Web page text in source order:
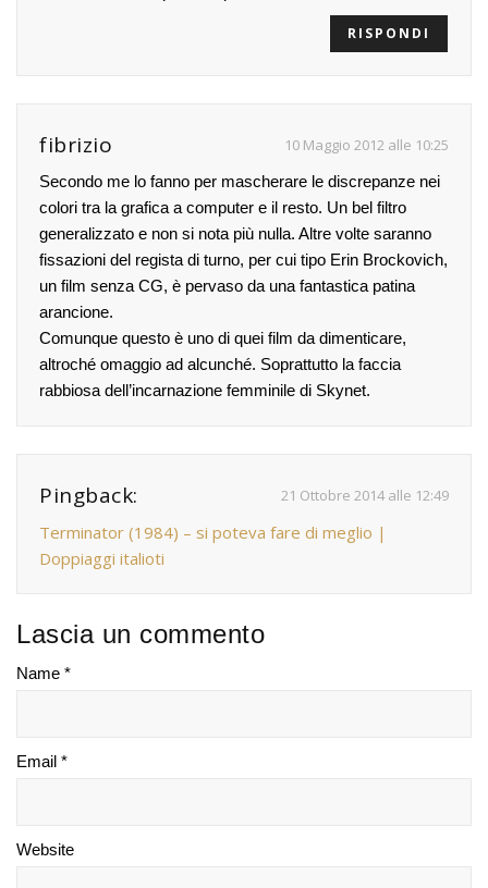
RISPONDI
fibrizio 10 Maggio 2012 alle 10:25
Secondo me lo fanno per mascherare le discrepanze nei
colori tra la grafica a computer e il resto. Un bel filtro
generalizzato e non si nota più nulla. Altre volte saranno
fissazioni del regista di turno, per cui tipo Erin Brockovich,
un film senza CG, è pervaso da una fantastica patina
arancione.
Comunque questo è uno di quei film da dimenticare,
altroché omaggio ad alcunché. Soprattutto la faccia
rabbiosa dell’incarnazione femminile di Skynet.
Pingback: 21 Ottobre 2014 alle 12:49
Terminator (1984) – si poteva fare di meglio |
Doppiaggi italioti
Lascia un commento
Name *
Email *
Website